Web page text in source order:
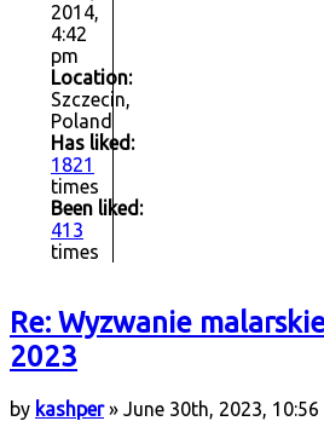
2014,
4:42
pm
Location:
Szczecin,
Poland
Has liked:
1821
times
Been liked:
413
times
Re: Wyzwanie
2023
by kashper» June 30th, 2023, 10:56